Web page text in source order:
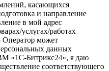
касающихся
и направление
в мой адрес
услугах/работах
Оператор может
данных
«1С-Битрикс24», я даю
соответствующего